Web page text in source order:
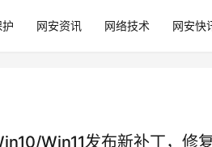
网安资讯 网络技术 网安快
Win11发布新补丁，修